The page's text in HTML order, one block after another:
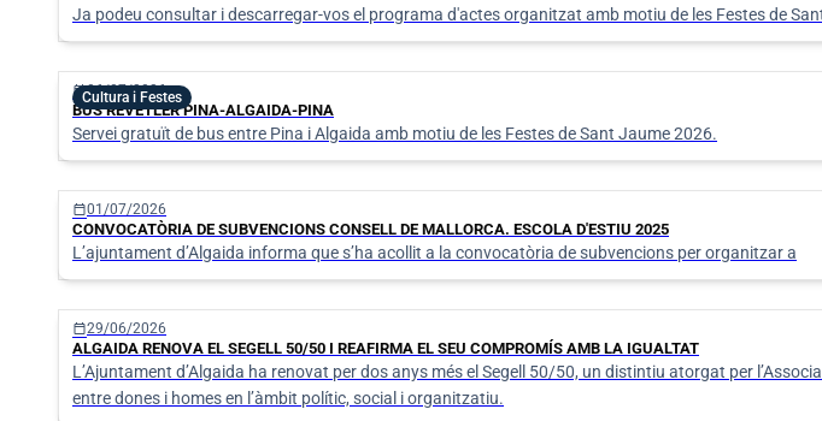
Ja podeu consultar i descarregar-vos el programa d'actes organitzat amb motiu de les Festes de
Cultura i Festes
calendar_today06/07/2026
BUS REVETLER PINA-ALGAIDA-PINA
Servei gratuït de bus entre Pina i Algaida amb motiu de les Festes de Sant Jaume 2026.
calendar_today01/07/2026
CONVOCATÒRIA DE SUBVENCIONS CONSELL DE MALLORCA. ESCOLA D'ESTIU 2025
L’ajuntament d’Algaida informa que s’ha acollit a la convocatòria de subvencions per organitzar a
calendar_today29/06/2026
ALGAIDA RENOVA EL SEGELL 50/50 I REAFIRMA EL SEU COMPROMÍS AMB LA IGUALTAT
L’Ajuntament d’Algaida ha renovat per dos anys més el Segell 50/50, un distintiu atorgat per
entre dones i homes en l’àmbit polític, social i organitzatiu.